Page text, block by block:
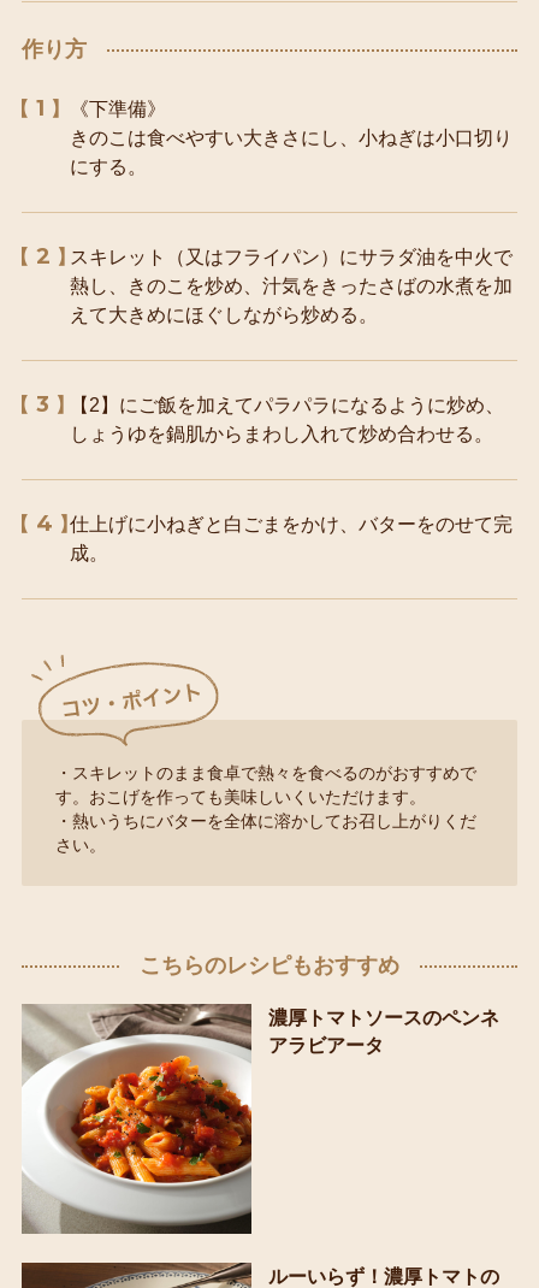
作り方
1
《下準備》
きのこは食べやすい大きさにし、小ねぎは小口切り
にする。
2
スキレット（又はフライパン）にサラダ油を中火で
熱し、きのこを炒め、汁気をきったさばの水煮を加
えて大きめにほぐしながら炒める。
3
【2】にご飯を加えてパラパラになるように炒め、
しょうゆを鍋肌からまわし入れて炒め合わせる。
4
仕上げに小ねぎと白ごまをかけ、バターをのせて完
成。
・スキレットのまま食卓で熱々を食べるのがおすすめで
す。おこげを作っても美味しいくいただけます。
・熱いうちにバターを全体に溶かしてお召し上がりくだ
さい。
こちらのレシピもおすすめ
濃厚トマトソースのペンネ
アラビアータ
ルーいらず！濃厚トマトの